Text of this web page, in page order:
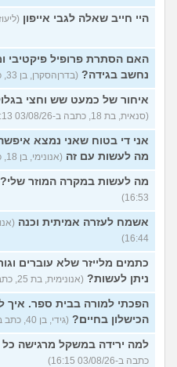
היי חייב שאלה לגבי אייפון (ליעוז, בן 28, כתב
האם הסתרת פרופיל פיקטיבי
נחשב בגידה? (בדרןהסקרן, בן 33, כתב ב-03/08/26 17:24)
איחור של כמעט שש וחצי
(סנאית, בת 18, כתבה ב-03/08/26 17:13)
אני די בטוח שאני נמצא
מה לעשות עם זה (אנונימי, בן 18, כתב ב-03/08/26 17:02)
מה לעשות במקרה המוזר שלי?
16:53)
אשמח לעזרה אמיתית וכנה
16:44)
כתמים מלייזר שלא עוברים
ניתן לעשות? (אנונימית, בת 25, כתבה ב-03/08/26 16:33)
הפכתי למורה בבית ספר.
הכישלון בחיים? (גידי, בן 40, כתב ב-03/08/26 16:24)
למה ירידה במשקל מרגישה כל
כתבה ב-03/08/26 16:15)